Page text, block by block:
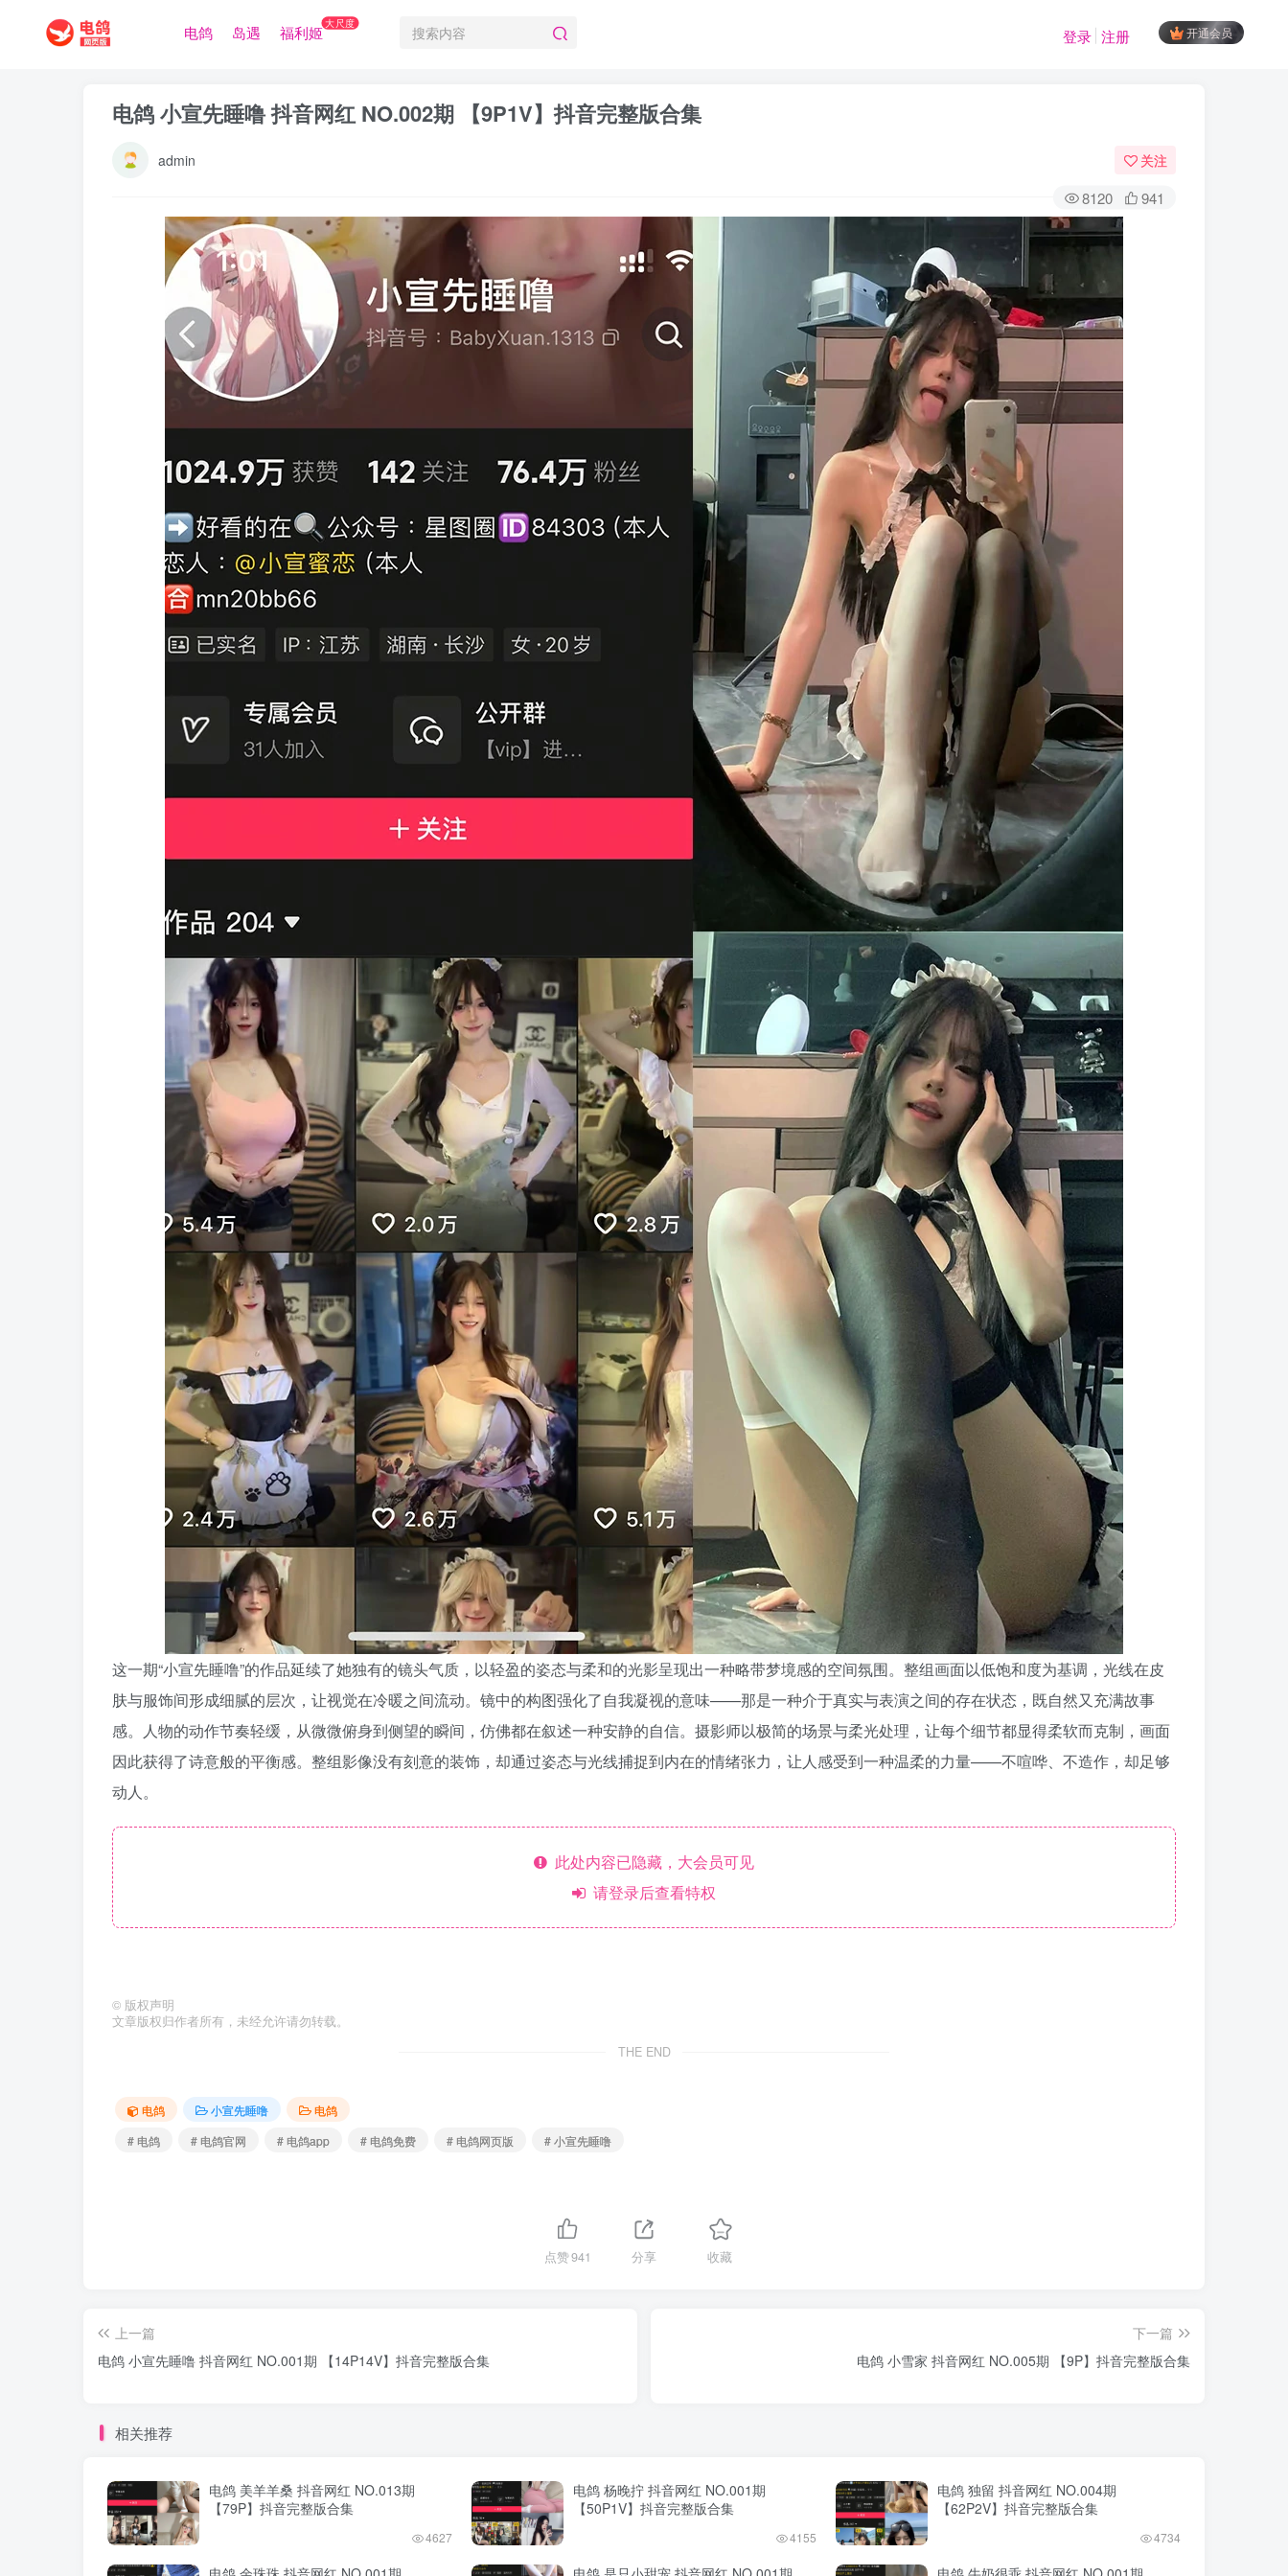
电鸽 岛遇 福利姬大尺度
开通会员
登录 注册
电鸽 小宣先睡噜 抖音网红 NO.002期 【9P1V】抖音完整版合集
admin 关注
8120 941
这一期“小宣先睡噜”的作品延续了她独有的镜头气质，以轻盈的姿态与柔和的光影呈现出一种略带梦境感的空间氛围。整组画面以低饱和度为基调，光线在皮
肤与服饰间形成细腻的层次，让视觉在冷暖之间流动。镜中的构图强化了自我凝视的意味——那是一种介于真实与表演之间的存在状态，既自然又充满故事
感。人物的动作节奏轻缓，从微微俯身到侧望的瞬间，仿佛都在叙述一种安静的自信。摄影师以极简的场景与柔光处理，让每个细节都显得柔软而克制，画面
因此获得了诗意般的平衡感。整组影像没有刻意的装饰，却通过姿态与光线捕捉到内在的情绪张力，让人感受到一种温柔的力量——不喧哗、不造作，却足够
动人。
此处内容已隐藏，大会员可见
请登录后查看特权
© 版权声明
文章版权归作者所有，未经允许请勿转载。
THE END
电鸽 小宣先睡噜
电鸽
# 电鸽
# 电鸽官网 # 电鸽app # 电鸽免费 # 电鸽网页版 # 小宣先睡噜
点赞941 分享 收藏
上一篇
电鸽 小宣先睡噜 抖音网红 NO.001期 【14P14V】抖音完整版合集
下一篇
电鸽 小雪家 抖音网红 NO.005期 【9P】抖音完整版合集
相关推荐
电鸽 美羊羊桑 抖音网红 NO.013期
【79P】抖音完整版合集
4627
电鸽 杨晚拧 抖音网红 NO.001期
【50P1V】抖音完整版合集
4155
电鸽 独留 抖音网红 NO.004期
【62P2V】抖音完整版合集
4734